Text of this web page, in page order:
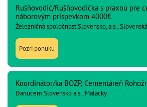
Rušňovodič/Rušňovodička s praxou pre
náborovým príspevkom 4000€
Železničná spoločnosť Slovensko, a.s.,
Pozri ponuku
Koordinátor/ka BOZP, Cementáreň
Danucem Slovensko a.s., Malacky